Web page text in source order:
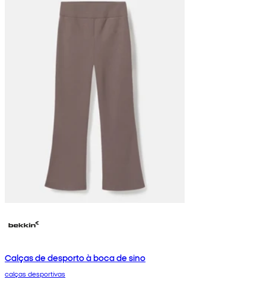
Calças de desporto à boca de sino
calças desportivas